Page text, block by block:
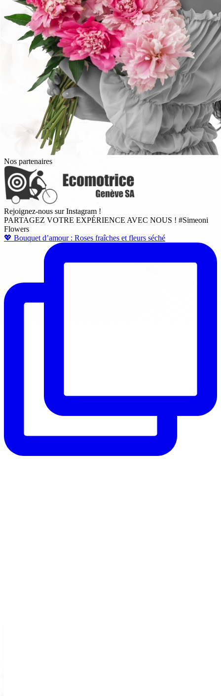
Nos partenaires
Rejoignez-nous sur Instagram !
PARTAGEZ VOTRE EXPÉRIENCE AVEC NOUS ! #Simeoni
Flowers
💖 Bouquet d’amour : Roses fraîches et fleurs séché